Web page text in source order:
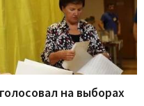
на выборах